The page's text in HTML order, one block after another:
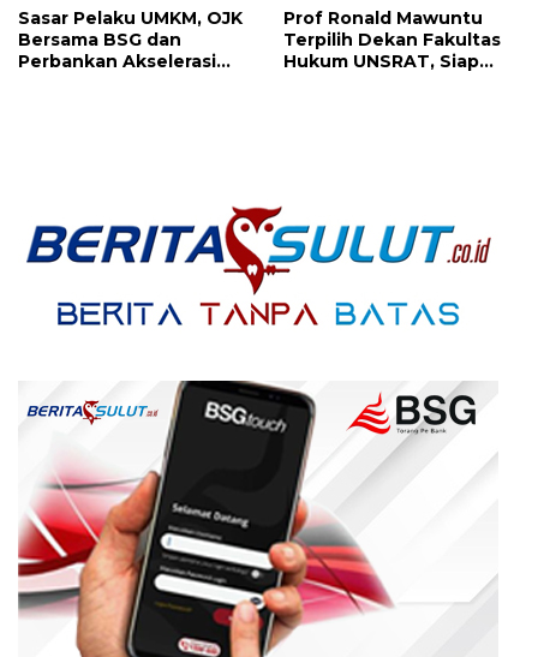
Sasar Pelaku UMKM, OJK
Bersama BSG dan
Perbankan Akselerasi
Prof Ronald Mawuntu
Terpilih Dekan Fakultas
Hukum UNSRAT, Siap